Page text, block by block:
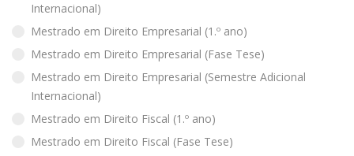
Internacional)
Mestrado em Direito Empresarial (1.º ano)
Mestrado em Direito Empresarial (Fase Tese)
Mestrado em Direito Empresarial (Semestre Adicional
Internacional)
Mestrado em Direito Fiscal (1.º ano)
Mestrado em Direito Fiscal (Fase Tese)